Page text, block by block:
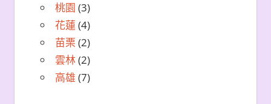
桃園 (3)
花蓮 (4)
苗栗 (2)
雲林(2)
高雄 (7)